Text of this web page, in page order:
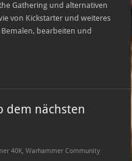
Gathering und alternativen
von Kickstarter und weiteres
bearbeiten und
dem nächsten
40K,Warhammer Community